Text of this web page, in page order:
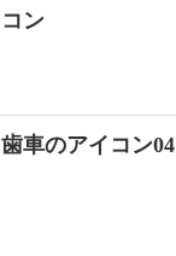
コン
歯車のアイコン04